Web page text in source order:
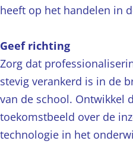
heeft op het handelen in
Geef richting
Zorg dat
stevig verankerd is in de
van de school. Ontwikkel
toekomstbeeld over de
technologie in het